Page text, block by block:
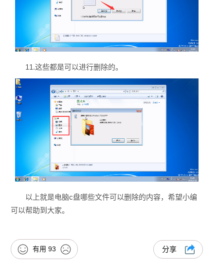
11.这些都是可以进行删除的。
以上就是电脑c盘哪些文件可以删除的内容，希望小编
可以帮助到大家。
有用 93 分享